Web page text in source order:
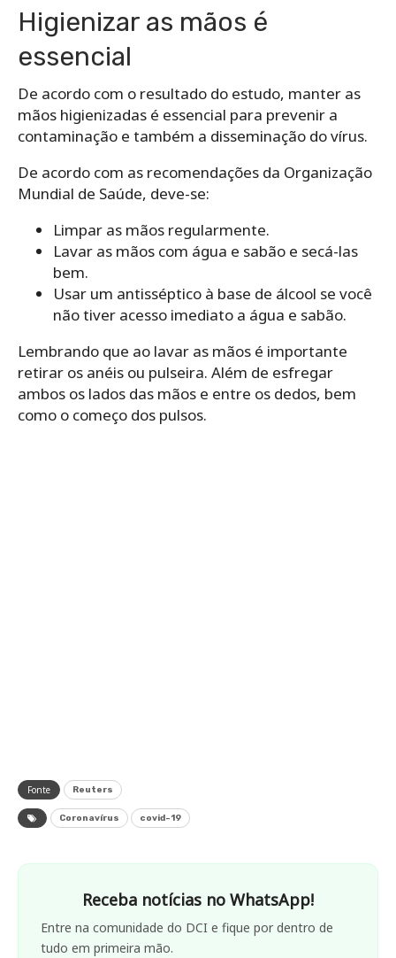
Higienizar as mãos é
essencial
De acordo com o resultado do estudo, manter as
mãos higienizadas é essencial para prevenir a
contaminação e também a disseminação do vírus.
De acordo com as recomendações da Organização
Mundial de Saúde, deve-se:
Limpar as mãos regularmente.
Lavar as mãos com água e sabão e secá-las
bem.
Usar um antisséptico à base de álcool se você
não tiver acesso imediato a água e sabão.
Lembrando que ao lavar as mãos é importante
retirar os anéis ou pulseira. Além de esfregar
ambos os lados das mãos e entre os dedos, bem
como o começo dos pulsos.
Fonte Reuters
Coronavírus covid-19
Receba notícias no WhatsApp!
Entre na comunidade do DCI e fique por dentro de
tudo em primeira mão.